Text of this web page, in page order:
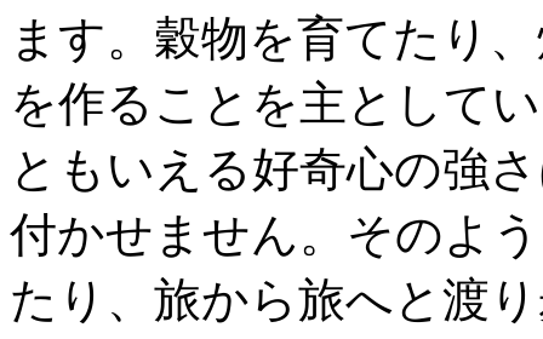
ます。穀物を育てたり
を作ることを主として
ともいえる好奇心の強
付かせません。そのよ
たり、旅から旅へと渡